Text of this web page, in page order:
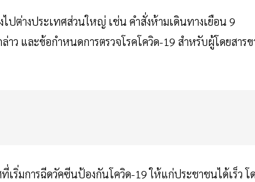
ไปต่างประเทศส่วนใหญ่ เช่น คำสั่งห้ามเดินทางเยือน 9
ว และข้อกำหนดการตรวจโรคโควิด-19 สำหรับผู้โดยสารข
ริ่มการฉีดวัคซีนป้องกันโควิด-19 ให้แก่ประชาชนได้เร็ว โ